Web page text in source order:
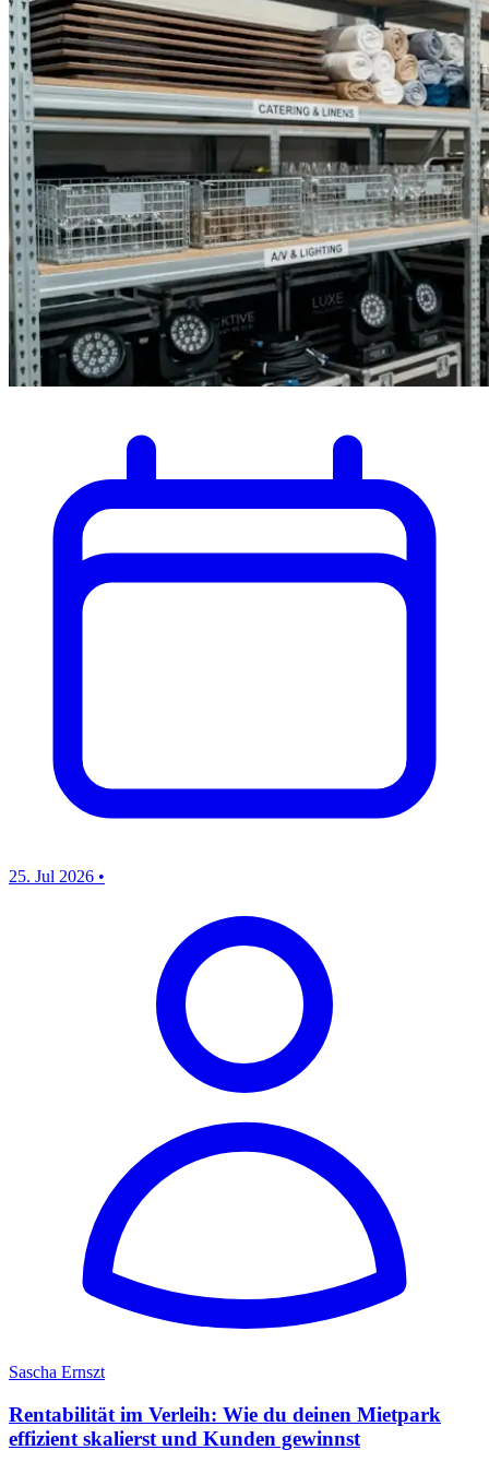
25. Jul 2026 •
Sascha Ernszt
Rentabilität im Verleih: Wie du deinen Mietpark
effizient skalierst und Kunden gewinnst